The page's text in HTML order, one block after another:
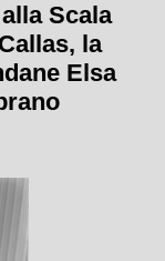
Scala
la
Elsa